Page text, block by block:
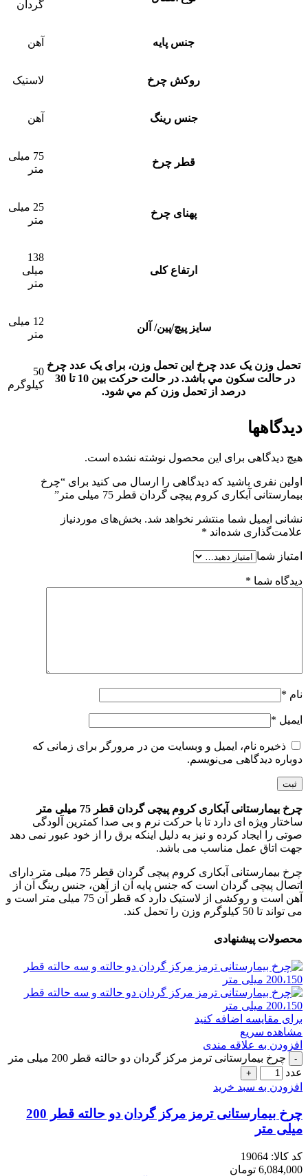
گردان
جنس پایه آهن
روکش چرخ لاستیک
جنس رینگ آهن
قطر چرخ
75 میلی
متر
پهنای چرخ
25 میلی
متر
ارتفاع کلی
138
میلی
متر
سایز پیچ/پین/ آلن
12 میلی
متر
تحمل وزن یک عدد چرخ این تحمل وزن، برای يک عدد چرخ
درصد از تحمل وزن کم مي شود.
50
کیلوگرم
دیدگاهها
هیچ دیدگاهی برای این محصول نوشته نشده است.
اولین نفری باشید که دیدگاهی را ارسال می کنید برای “چرخ
بیمارستانی آبکاری کروم پیچی گردان قطر 75 میلی متر”
نشانی ایمیل شما منتشر نخواهد شد. بخش‌های موردنیاز
علامت‌گذاری شده‌اند *
امتیاز شما
دیدگاه شما *
نام *
ایمیل *
ذخیره نام، ایمیل و وبسایت من در مرورگر برای زمانی که
دوباره دیدگاهی می‌نویسم.
چرخ بیمارستانی آبکاری کروم پیچی گردان قطر 75 میلی متر
ساختار ویژه ای دارد تا با حرکت نرم و بی صدا کمترین آلودگی
صوتی را ایجاد کرده و نیز به دلیل اینکه برق را از خود عبور نمی دهد
جهت اتاق عمل مناسب می باشد.
چرخ بیمارستانی آبکاری کروم پیچی گردان قطر 75 میلی متر دارای
اتصال پیچی گردان است که جنس پایه آن از آهن، جنس رینگ آن از
آهن است و روکشی از لاستیک دارد که قطر آن 75 میلی متر است و
می تواند تا 50 کیلوگرم وزن را تحمل کند.
محصولات پیشنهادی
برای مقایسه اضافه کنید
مشاهده سریع
افزودن به علاقه مندی
چرخ بیمارستانی ترمز مرکز گردان دو حالته قطر 200 میلی متر
عدد
افزودن به سبد خرید
چرخ بیمارستانی ترمز مرکز گردان دو حالته قطر 200
میلی متر
کد کالا: 19064
6,084,000 تومان